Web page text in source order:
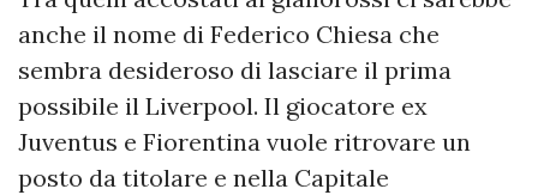
anche il nome di Federico Chiesa che
sembra desideroso di lasciare il prima
possibile il Liverpool. Il giocatore ex
Juventus e Fiorentina vuole ritrovare un
posto da titolare e nella Capitale